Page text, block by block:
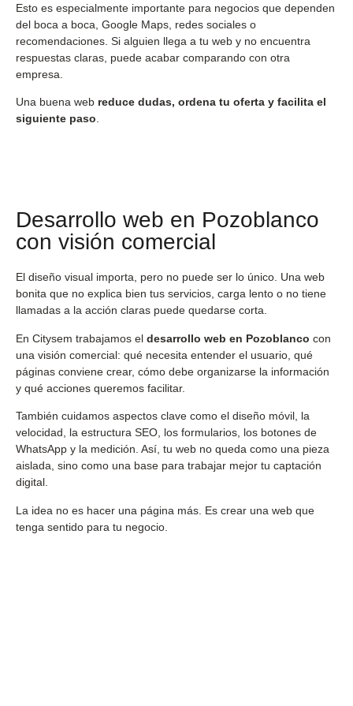
Esto es especialmente importante para negocios que dependen
del boca a boca, Google Maps, redes sociales o
recomendaciones. Si alguien llega a tu web y no encuentra
respuestas claras, puede acabar comparando con otra
empresa.
Una buena web reduce dudas, ordena tu oferta y facilita el
siguiente paso
Desarrollo web en Pozoblanco
con visión comercial
El diseño visual importa, pero no puede ser lo único. Una web
bonita que no explica bien tus servicios, carga lento o no tiene
llamadas a la acción claras puede quedarse corta.
En Citysem trabajamos el desarrollo web en Pozoblanco con
una visión comercial: qué necesita entender el usuario, qué
páginas conviene crear, cómo debe organizarse la información
y qué acciones queremos facilitar.
También cuidamos aspectos clave como el diseño móvil, la
velocidad, la estructura SEO, los formularios, los botones de
WhatsApp y la medición. Así, tu web no queda como una pieza
aislada, sino como una base para trabajar mejor tu captación
digital.
La idea no es hacer una página más. Es crear una web que
tenga sentido para tu negocio.